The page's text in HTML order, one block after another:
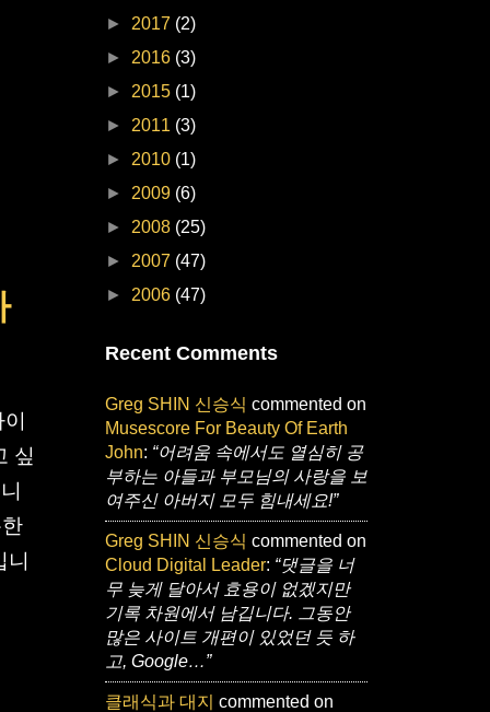
싶
니
► 2017 (2)
► 2016 (3)
► 2015 (1)
► 2011 (3)
► 2010 (1)
► 2009 (6)
► 2008 (25)
► 2007 (47)
► 2006 (47)
Recent Comments
Greg SHIN 신승식 commented on
Musescore For Beauty Of Earth
John: “어려움 속에서도 열심히 공
부하는 아들과 부모님의 사랑을 보
여주신 아버지 모두 힘내세요!”
Greg SHIN 신승식 commented on
Cloud Digital Leader: “댓글을 너
무 늦게 달아서 효용이 없겠지만
기록 차원에서 남깁니다. 그동안
많은 사이트 개편이 있었던 듯 하
고, Google…”
클래식과 대지 commented on